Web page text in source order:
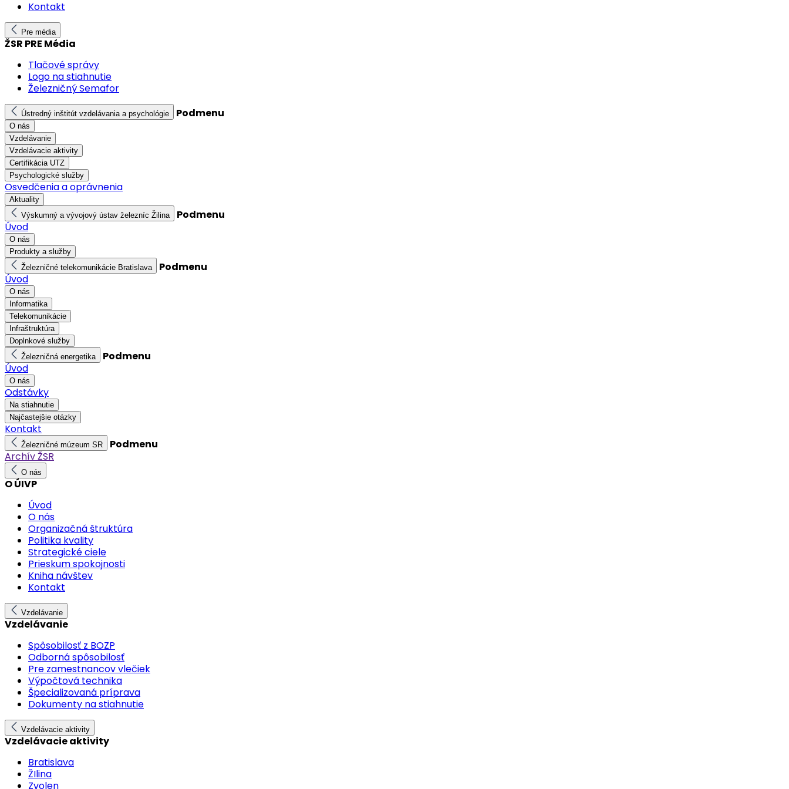
Kontakt
Pre média
ŽSR PRE Média
Tlačové správy
Logo na stiahnutie
Železničný Semafor
Ústredný inštitút vzdelávania a psychológie Podmenu
O nás
Vzdelávanie
Vzdelávacie aktivity
Certifikácia UTZ
Psychologické služby
Osvedčenia a oprávnenia
Aktuality
Výskumný a vývojový ústav železníc Žilina
Podmenu
Úvod
O nás
Produkty a služby
Železničné telekomunikácie Bratislava
Podmenu
Úvod
O nás
Informatika
Telekomunikácie
Infraštruktúra
Doplnkové služby
Železničná energetika
Podmenu
Úvod
O nás
Odstávky
Na stiahnutie
Najčastejšie otázky
Kontakt
Železničné múzeum SR
Podmenu
Archív ŽSR
O nás
O ÚIVP
Úvod
O nás
Organizačná štruktúra
Politika kvality
Strategické ciele
Prieskum spokojnosti
Kniha návštev
Kontakt
Vzdelávanie
Vzdelávanie
Spôsobilosť z BOZP
Odborná spôsobilosť
Pre zamestnancov vlečiek
Výpočtová technika
Špecializovaná príprava
Dokumenty na stiahnutie
Vzdelávacie aktivity
Vzdelávacie aktivity
Bratislava
ŽIlina
Zvolen